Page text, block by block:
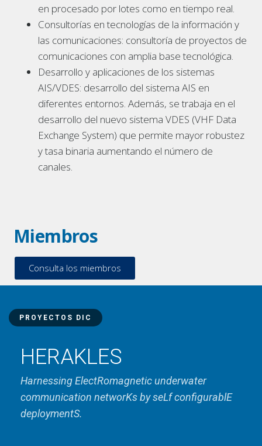
en procesado por lotes como en tiempo real.
Consultorías en tecnologías de la información y
las comunicaciones: consultoría de proyectos de
comunicaciones con amplia base tecnológica.
Desarrollo y aplicaciones de los sistemas
AIS/VDES: desarrollo del sistema AIS en
diferentes entornos. Además, se trabaja en el
desarrollo del nuevo sistema VDES (VHF Data
Exchange System) que permite mayor robustez
y tasa binaria aumentando el número de
canales.
Miembros
Consulta los miembros
PROYECTOS DIC
HERAKLES
Harnessing ElectRomagnetic underwater
communication networKs by seLf configurablE
deploymentS.